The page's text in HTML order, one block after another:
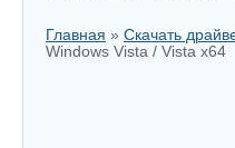
Главная » Скачать
Windows Vista / Vista x64